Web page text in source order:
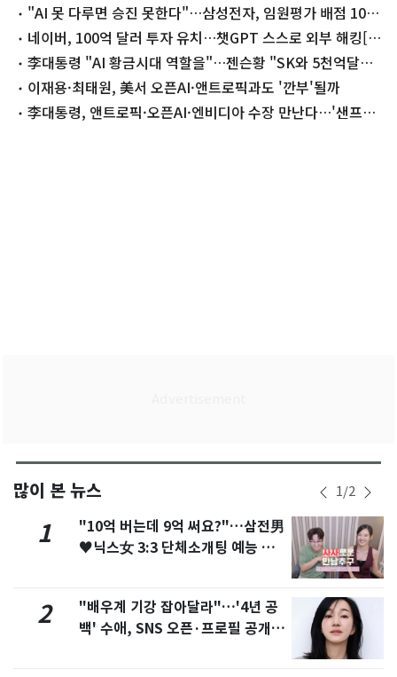
"AI 못 다루면 승진 못한다"…삼성전자, 임원평가 배점 10배
높여네이버, 100억 달러 투자 유치…챗GPT 스스로 외부 해킹[뉴
스잇(IT)쥬]
李대통령 "AI 황금시대 역할을"…젠슨황 "SK와 5천억달러
파트너십"(종합)
이재용·최태원, 美서 오픈AI·앤트로픽과도 '깐부'될까
李대통령, 앤트로픽·오픈AI·엔비디아 수장 만난다…'샌프란
많이 본 뉴스 1/2
1
"10억 버는데 9억 써요?"…삼전男
♥닉스女 3:3 단체소개팅 예능 화
2
"배우계 기강 잡아달라"…'4년 공
백' 수애, SNS 오픈·프로필 공개